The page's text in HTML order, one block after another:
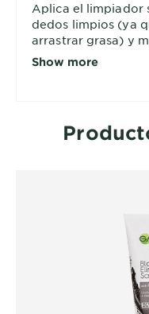
Aplica el limpiador
dedos limpios (ya
arrastrar grasa) y
circulares. Enjuaga
con toquecitos
Show more